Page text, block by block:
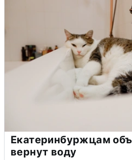
Екатеринбуржцам
вернут воду